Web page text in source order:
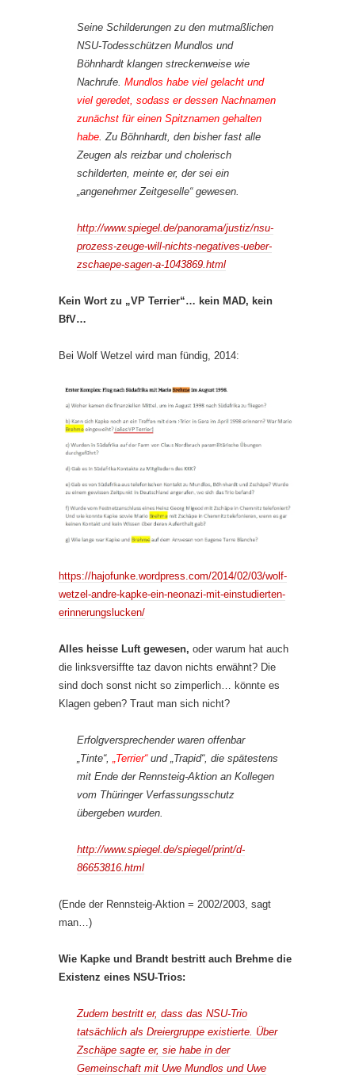
Seine Schilderungen zu den mutmaßlichen
NSU-Todesschützen Mundlos und
Böhnhardt klangen streckenweise wie
Nachrufe. Mundlos habe viel gelacht und
viel geredet, sodass er dessen Nachnamen
zunächst für einen Spitznamen gehalten
habe . Zu Böhnhardt, den bisher fast alle
Zeugen als reizbar und cholerisch
schilderten, meinte er, der sei ein
„angenehmer Zeitgeselle“ gewesen.
http://www.spiegel.de/panorama/justiz/nsu-
prozess-zeuge-will-nichts-negatives-ueber-
zschaepe-sagen-a-1043869.html
Kein Wort zu „VP Terrier“… kein MAD, kein
BfV…
Bei Wolf Wetzel wird man fündig, 2014:
https://hajofunke.wordpress.com/2014/02/03/wolf-
wetzel-andre-kapke-ein-neonazi-mit-einstudierten-
erinnerungslucken/
Alles heisse Luft gewesen, oder warum hat auch
die linksversiffte taz davon nichts erwähnt? Die
sind doch sonst nicht so zimperlich… könnte es
Klagen geben? Traut man sich nicht?
Erfolgversprechender waren offenbar
„Tinte“,
„Terrier“und „Trapid“, die spätestens
mit Ende der Rennsteig-Aktion an Kollegen
vom Thüringer Verfassungsschutz
übergeben wurden.
http://www.spiegel.de/spiegel/print/d-
86653816.html
(Ende der Rennsteig-Aktion = 2002/2003, sagt
man…)
Wie Kapke und Brandt bestritt auch Brehme die
Existenz eines NSU-Trios:
Zudem bestritt er, dass das NSU-Trio
tatsächlich als Dreiergruppe existierte. Über
Zschäpe sagte er, sie habe in der
Gemeinschaft mit Uwe Mundlos und Uwe